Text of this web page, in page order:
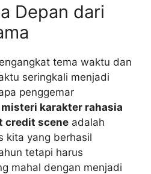
Depan dari
tema waktu dan
seringkali menjadi
penggemar
misteri karakter rahasia
credit scene adalah
kita yang berhasil
tetapi harus
mahal dengan menjadi